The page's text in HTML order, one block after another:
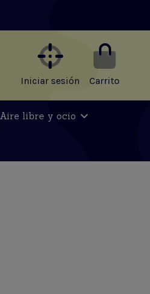
Iniciar sesión Carrito
Aire libre y ocio